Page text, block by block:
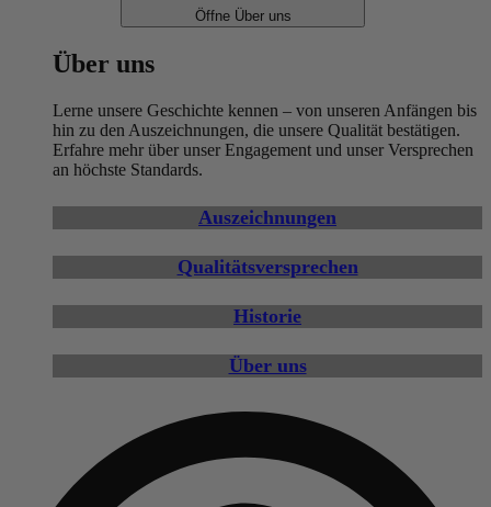
Öffne Über uns
Über uns
Lerne unsere Geschichte kennen – von unseren Anfängen bis
hin zu den Auszeichnungen, die unsere Qualität bestätigen.
Erfahre mehr über unser Engagement und unser Versprechen
an höchste Standards.
Auszeichnungen
Qualitätsversprechen
Historie
Über uns